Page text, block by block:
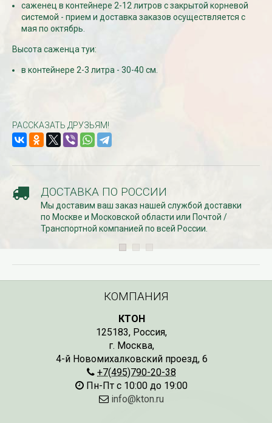
саженец в контейнере 2-12 литров с закрытой корневой
системой - прием и доставка заказов осуществляется с
мая по октябрь.
Высота саженца туи:
в контейнере 2-3 литра - 30-40 см.
РАССКАЗАТЬ ДРУЗЬЯМ!
ДОСТАВКА ПО РОССИИ
Мы доставим ваш заказ нашей службой доставки
по Москве и Московской области или Почтой /
Транспортной компанией по всей России.
КОМПАНИЯ
КТОН
125183, Россия,
г. Москва,
4-й Новомихалковский проезд, 6
+7(495)790-20-38
Пн-Пт с 10:00 до 19:00
info@kton.ru